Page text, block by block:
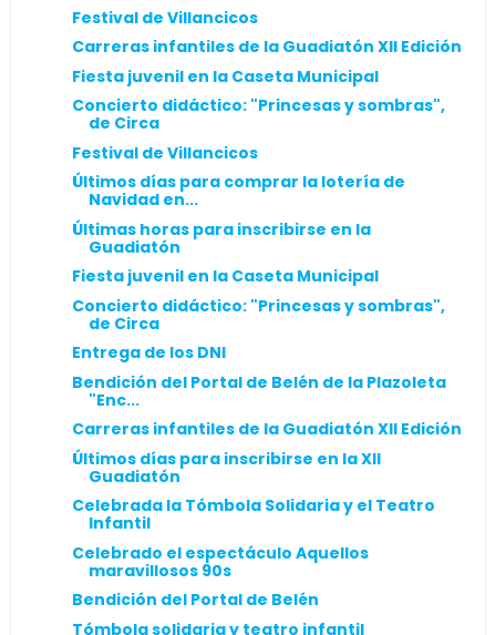
Festival de Villancicos
Carreras infantiles de la Guadiatón XII Edición
Fiesta juvenil en la Caseta Municipal
Concierto didáctico: "Princesas y sombras",
de Circa
Festival de Villancicos
Últimos días para comprar la lotería de
Navidad en...
Últimas horas para inscribirse en la
Guadiatón
Fiesta juvenil en la Caseta Municipal
Concierto didáctico: "Princesas y sombras",
de Circa
Entrega de los DNI
Bendición del Portal de Belén de la Plazoleta
"Enc...
Carreras infantiles de la Guadiatón XII Edición
Últimos días para inscribirse en la XII
Guadiatón
Celebrada la Tómbola Solidaria y el Teatro
Infantil
Celebrado el espectáculo Aquellos
maravillosos 90s
Bendición del Portal de Belén
Tómbola solidaria y teatro infantil